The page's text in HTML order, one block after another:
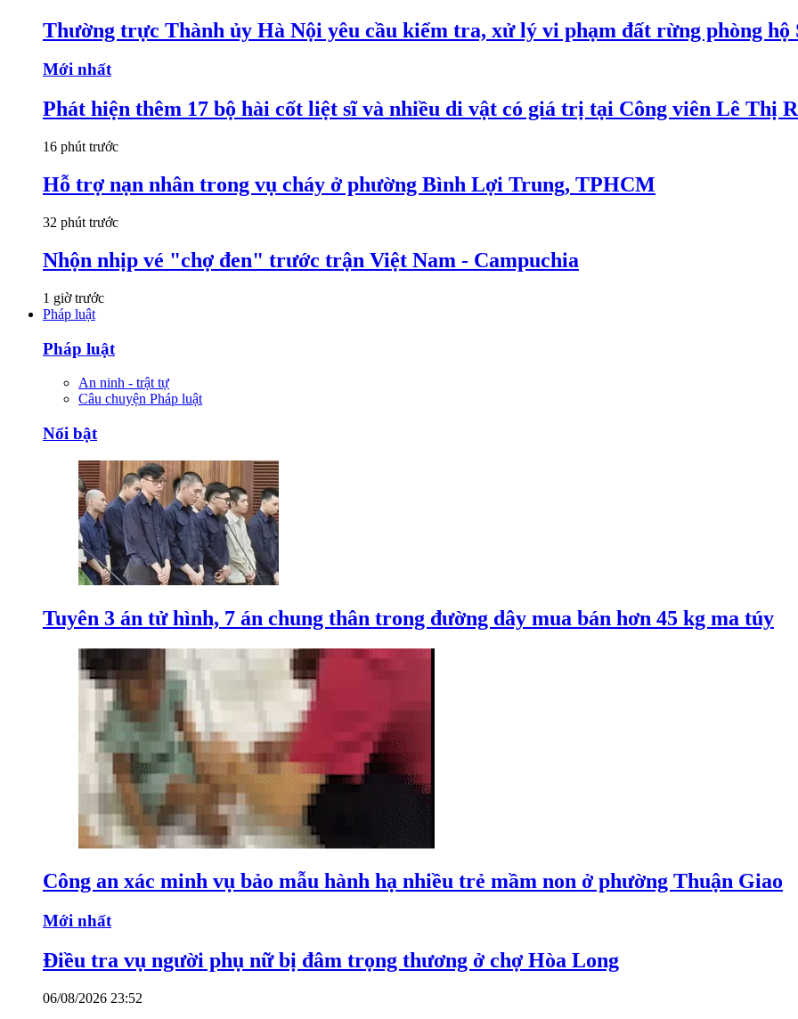
Thường trực Thành ủy Hà Nội yêu cầu kiểm tra, xử lý vi phạm đất rừng phòng hộ
Mới nhất
Phát hiện thêm 17 bộ hài cốt liệt sĩ và nhiều di vật có giá trị tại Công viên Lê Thị
16 phút trước
Hỗ trợ nạn nhân trong vụ cháy ở phường Bình Lợi Trung, TPHCM
32 phút trước
Nhộn nhịp vé "chợ đen" trước trận Việt Nam - Campuchia
1 giờ trước
Pháp luật
Pháp luật
An ninh - trật tự
Câu chuyện Pháp luật
Nổi bật
Tuyên 3 án tử hình, 7 án chung thân trong đường dây mua bán hơn 45 kg ma túy
Công an xác minh vụ bảo mẫu hành hạ nhiều trẻ mầm non ở phường Thuận Giao
Mới nhất
Điều tra vụ người phụ nữ bị đâm trọng thương ở chợ Hòa Long
06/08/2026 23:52